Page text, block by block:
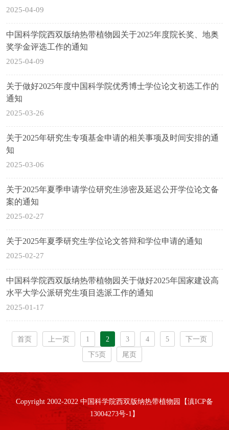
2025-04-09
中国科学院西双版纳热带植物园关于2025年度院长奖、地奥
奖学金评选工作的通知
2025-04-09
关于做好2025年度中国科学院优秀博士学位论文初选工作的
通知
2025-03-26
关于2025年研究生专项基金申请的相关事项及时间安排的通
知
2025-03-06
关于2025年夏季申请学位研究生涉密及延迟公开学位论文备
案的通知
2025-02-27
关于2025年夏季研究生学位论文答辩和学位申请的通知
2025-02-27
中国科学院西双版纳热带植物园关于做好2025年国家建设高
水平大学公派研究生项目选派工作的通知
2025-01-17
首页 上一页 1 2 3 4 5
下一页
下5页
尾页
Copyright 2002-2022 中国科学院西双版纳热带植物园【滇ICP备
13004273号-1】